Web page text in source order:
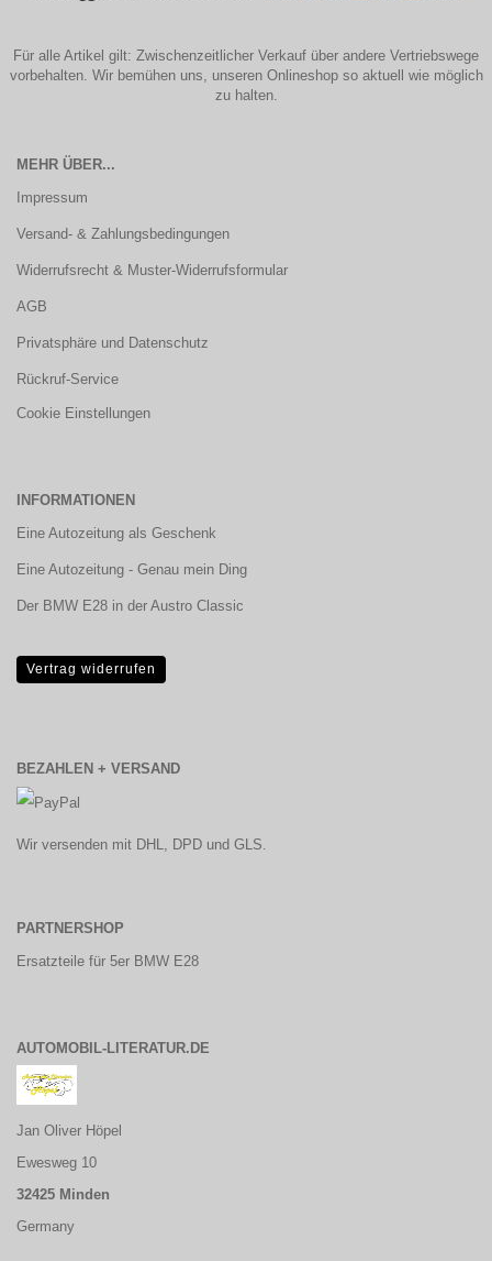
Für alle Artikel gilt: Zwischenzeitlicher Verkauf über andere Vertriebswege
vorbehalten. Wir bemühen uns, unseren Onlineshop so aktuell wie möglich
zu halten.
MEHR ÜBER...
Impressum
Versand- & Zahlungsbedingungen
Widerrufsrecht & Muster-Widerrufsformular
AGB
Privatsphäre und Datenschutz
Rückruf-Service
Cookie Einstellungen
INFORMATIONEN
Eine Autozeitung als Geschenk
Eine Autozeitung - Genau mein Ding
Der BMW E28 in der Austro Classic
Vertrag widerrufen
BEZAHLEN + VERSAND
Wir versenden mit DHL, DPD und GLS.
PARTNERSHOP
Ersatzteile für 5er BMW E28
AUTOMOBIL-LITERATUR.DE
Jan Oliver Höpel
Ewesweg 10
32425 Minden
Germany